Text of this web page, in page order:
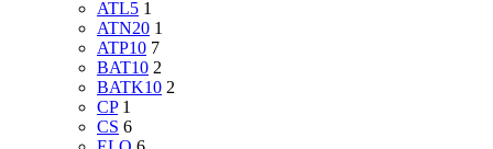
ATL5 1
ATN20 1
ATP10 7
BAT10 2
BATK10 2
CP 1
CS 6